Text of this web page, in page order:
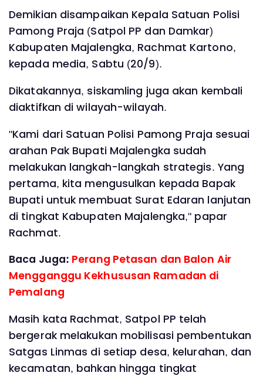
Demikian disampaikan Kepala Satuan Polisi
Pamong Praja (Satpol PP dan Damkar)
Kabupaten Majalengka, Rachmat Kartono,
kepada media, Sabtu (20/9).
Dikatakannya, siskamling juga akan kembali
diaktifkan di wilayah-wilayah.
"Kami dari Satuan Polisi Pamong Praja sesuai
arahan Pak Bupati Majalengka sudah
melakukan langkah-langkah strategis. Yang
pertama, kita mengusulkan kepada Bapak
Bupati untuk membuat Surat Edaran lanjutan
di tingkat Kabupaten Majalengka," papar
Rachmat.
Baca Juga: Perang Petasan dan Balon Air
Mengganggu Kekhususan Ramadan di
Pemalang
Masih kata Rachmat, Satpol PP telah
bergerak melakukan mobilisasi pembentukan
Satgas Linmas di setiap desa, kelurahan, dan
kecamatan, bahkan hingga tingkat